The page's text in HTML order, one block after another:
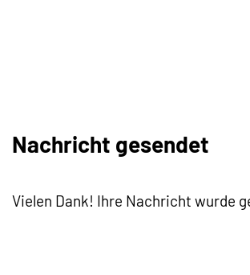
Nachricht gesendet
Vielen Dank! Ihre Nachricht wurde